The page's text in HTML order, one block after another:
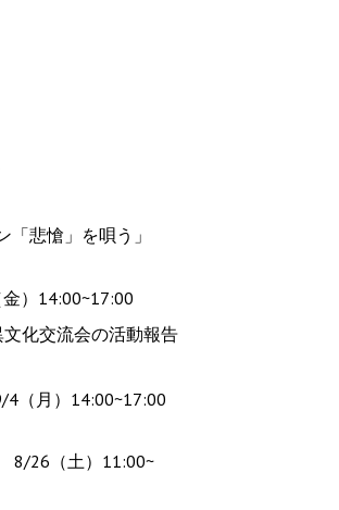
悲愴」を唄う」
）14:00~17:00
化交流会の活動報告
（月）14:00~17:00
8/26（土）11:00~